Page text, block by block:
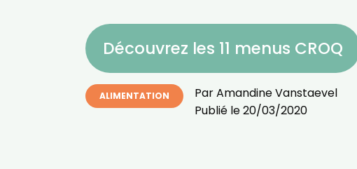
Découvrez les 11 menus CROQ
ALIMENTATION ParAmandine Vanstaevel
Publié le20/03/2020